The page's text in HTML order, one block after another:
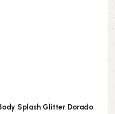
Splash Glitter Dorado